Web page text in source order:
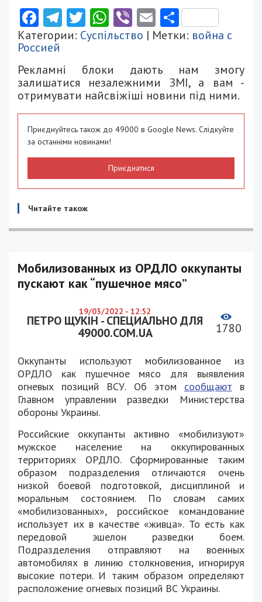
Facebook
Telegram
Twitter
WhatsApp
ViberEmail
Категории: Суспільство | Метки: война с
Россией
Рекламні блоки дають нам змогу
залишатися незалежними ЗМІ, а вам -
отримувати найсвіжіші новини під ними.
Приєднуйтесь також до 49000 в Google News. Слідкуйте
за останніми новинами!
Приєднатися
Читайте також
Мобилизованных из ОРДЛО оккупанты
пускают как “пушечное мясо”
19/03/2022 - 12:52
ПЕТРО ЩУКІН - СПЕЦИАЛЬНО ДЛЯ
49000.COM.UA
1780
Оккупанты используют мобилизованное из
ОРДЛО как пушечное мясо для выявления
огневых позиций ВСУ. Об этом сообщают в
Главном управлении разведки Министерства
обороны Украины.
Российские оккупанты активно «мобилизуют»
мужское население на оккупированных
территориях ОРДЛО. Сформированные таким
образом подразделения отличаются очень
низкой боевой подготовкой, дисциплиной и
моральным состоянием. По словам самих
«мобилизованных», российское командование
использует их в качестве «живца». То есть как
передовой эшелон разведки боем.
Подразделения отправляют на военных
автомобилях в линию столкновения, игнорируя
высокие потери. И таким образом определяют
расположение огневых позиций ВС Украины.